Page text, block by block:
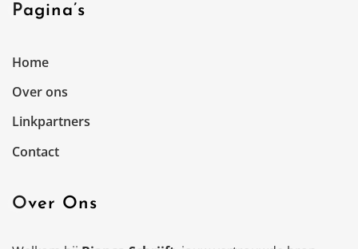
Pagina’s
Home
Over ons
Linkpartners
Contact
Over Ons